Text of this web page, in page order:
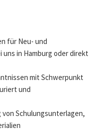
für Neu- und
in Hamburg oder direkt
mit Schwerpunkt
und
Schulungsunterlagen,